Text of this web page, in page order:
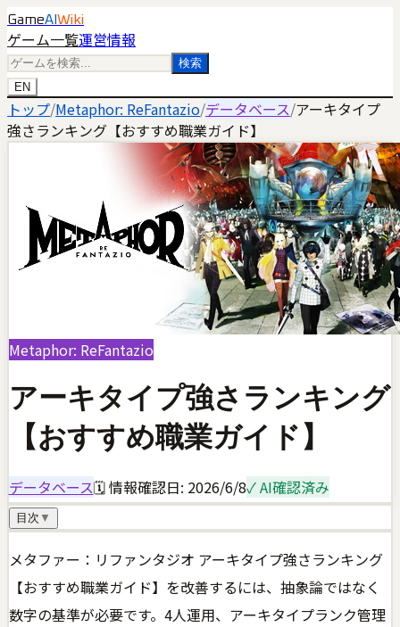
GameAI Wiki
ゲーム一覧運営情報
検索
EN
トップ/Metaphor: ReFantazio/データベース/アーキタイプ
強さランキング【おすすめ職業ガイド】
Metaphor: ReFantazio
アーキタイプ強さランキング
【おすすめ職業ガイド】
データベース🗓 情報確認日: 2026/6/8✓ AI確認済み
目次 ▼
メタファー：リファンタジオ アーキタイプ強さランキング
【おすすめ職業ガイド】を改善するには、抽象論ではなく
数字の基準が必要です。4人運用、アーキタイプランク管理